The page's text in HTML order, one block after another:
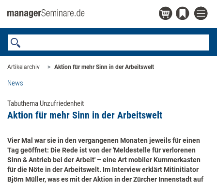
Artikelarchiv Aktion für mehr Sinn in der Arbeitswelt
News
Tabuthema Unzufriedenheit
Aktion für mehr Sinn in der Arbeitswelt
Vier Mal war sie in den vergangenen Monaten jeweils für einen
Tag geöffnet: Die Rede ist von der 'Meldestelle für verlorenen
Sinn & Antrieb bei der Arbeit' – eine Art mobiler Kummerkasten
für die Nöte in der Arbeitswelt. Im Interview erklärt Mitinitiator
Björn Müller, was es mit der Aktion in der Zürcher Innenstadt auf